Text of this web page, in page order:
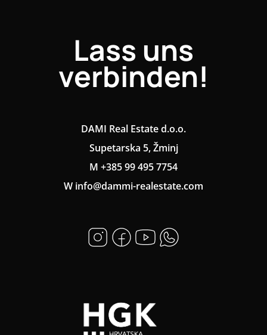
Lass uns
verbinden!
DAMI Real Estate d.o.o.
Supetarska 5, Žminj
M +385 99 495 7754
W info@dammi-realestate.com